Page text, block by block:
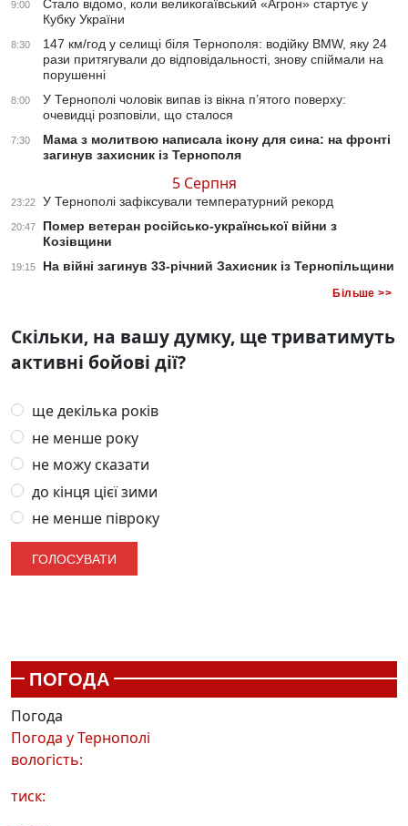
9:00
Стало відомо, коли великогаївський «Агрон» стартує у
Кубку України
8:30
147 км/год у селищі біля Тернополя: водійку BMW, яку 24
рази притягували до відповідальності, знову спіймали на
порушенні
8:00
У Тернополі чоловік випав із вікна п’ятого поверху:
очевидці розповіли, що сталося
7:30
Мама з молитвою написала ікону для сина: на фронті
загинув захисник із Тернополя
5 Серпня
23:22 У Тернополі зафіксували температурний рекорд
20:47
Помер ветеран російсько-української війни з
Козівщини
19:15 На війні загинув 33-річний Захисник із Тернопільщини
Більше >>
Скільки, на вашу думку, ще триватимуть
активні бойові дії?
ще декілька років
не менше року
не можу сказати
до кінця цієї зими
не менше півроку
ПОГОДА
Погода
Погода уТернополі
вологість:
тиск: